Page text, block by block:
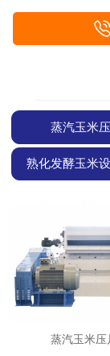
蒸汽玉米
熟化发酵玉米
蒸汽玉米压